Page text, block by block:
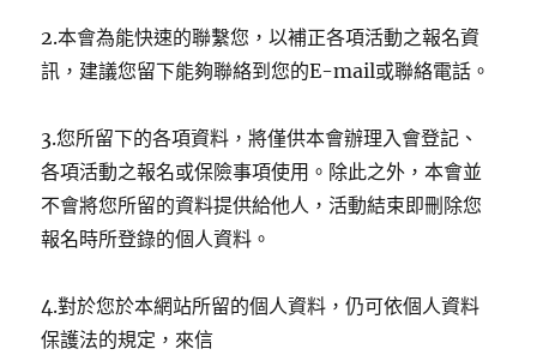
2.本會為能快速的聯繫您，以補正各項活動之報名資
訊，建議您留下能夠聯絡到您的E-mail或聯絡電話。
3.您所留下的各項資料，將僅供本會辦理入會登記、
各項活動之報名或保險事項使用。除此之外，本會並
不會將您所留的資料提供給他人，活動結束即刪除您
報名時所登錄的個人資料。
4.對於您於本網站所留的個人資料，仍可依個人資料
保護法的規定，來信